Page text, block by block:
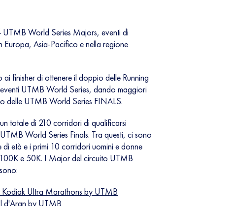
World Series Majors, eventi di
Europa, Asia-Pacifico e nella regione
finisher di ottenere il doppio delle Running
UTMB World Series, dando maggiori
delle UTMB World Series FINALS.
totale di 210 corridori di qualificarsi
World Series Finals. Tra questi, ci sono
età e i primi 10 corridori uomini e donne
e 50K. I Major del circuito UTMB
Ultra Marathons by UTMB
d'Aran by UTMB